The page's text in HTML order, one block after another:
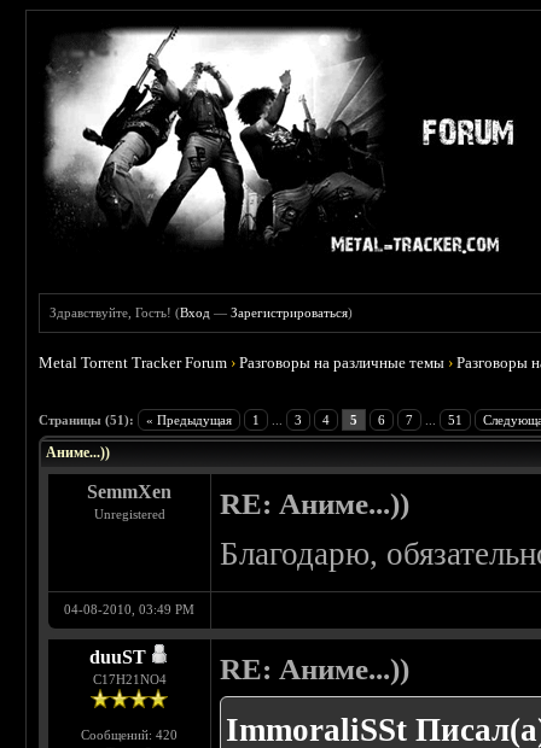
Здравствуйте, Гость! (Вход —Зарегистрироваться)
Metal Torrent Tracker Forum ›Разговоры на различные темы ›Разговоры
Страницы (51): « Предыдущая 1 3 4 5 6 7 51
Аниме...))
SemmXen
Unregistered RE: Аниме...))
Благодарю,
04-08-2010, 03:49 PM
duuST
С17H21NO4
Сообщений: 420
RE: Аниме...))
ImmoraliSSt